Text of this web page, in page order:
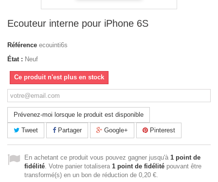
Ecouteur interne pour iPhone 6S
Référence ecouinti6s
État : Neuf
Ce produit n'est plus en stock
Prévenez-moi lorsque le produit est disponible
Tweet Partager Google+ Pinterest
En achetant ce produit vous pouvez gagner jusqu'à 1 point de
fidélité. Votre panier totalisera 1 point de fidélité pouvant être
transformé(s) en un bon de réduction de 0,20 €.